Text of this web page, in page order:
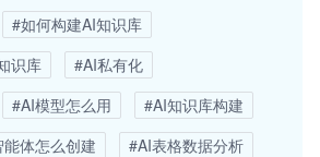
#如何构建AI知识库
识库
#AI私有化
#AI模型怎么用
#AI知识库构建
体怎么创建
#AI表格数据分析